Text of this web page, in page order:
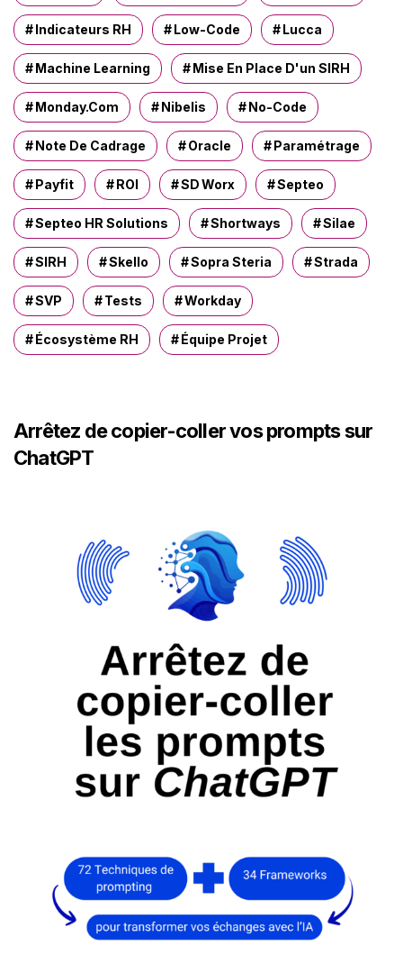
Indicateurs RH Low-Code Lucca
Machine Learning Mise En Place D'un SIRH
Monday.com Nibelis No-Code
Note De Cadrage Oracle Paramétrage
Payfit ROI SD Worx Septeo
Septeo HR Solutions Shortways Silae
SIRH Skello Sopra Steria Strada
SVP Tests Workday
Écosystème RH Équipe Projet
Arrêtez de copier-coller vos prompts sur
ChatGPT